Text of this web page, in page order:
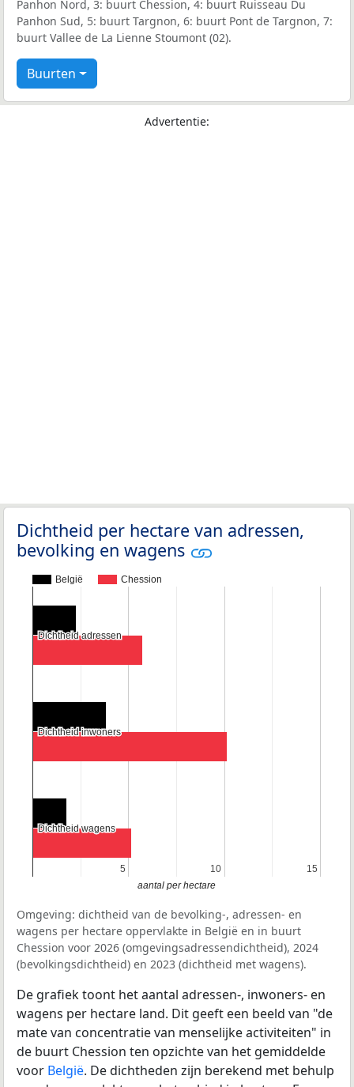
Panhon Nord, 3: buurt Chession, 4: buurt Ruisseau Du
Panhon Sud, 5: buurt Targnon, 6: buurt Pont de Targnon, 7:
buurt Vallee de La Lienne Stoumont (02).
Buurten
Advertentie:
Dichtheid per hectare van adressen,
bevolking en wagens
België Chession
5
5 10
10 15
15
Dichtheid adressen
Dichtheid adressen
Dichtheid inwoners
Dichtheid inwoners
Dichtheid wagens
Dichtheid wagens
aantal per hectare
Omgeving: dichtheid van de bevolking-, adressen- en
wagens per hectare oppervlakte in België en in buurt
Chession voor 2026 (omgevingsadressendichtheid), 2024
(bevolkingsdichtheid) en 2023 (dichtheid met wagens).
De grafiek toont het aantal adressen-, inwoners- en
wagens per hectare land. Dit geeft een beeld van "de
mate van concentratie van menselijke activiteiten" in
de buurt Chession ten opzichte van het gemiddelde
voor België. De dichtheden zijn berekend met behulp